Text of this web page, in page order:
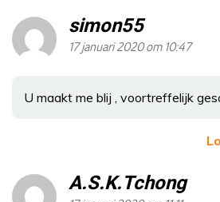
simon55
17 januari 2020 om 10:47
U maakt me blij , voortreffelijk
A.S.K.Tchong